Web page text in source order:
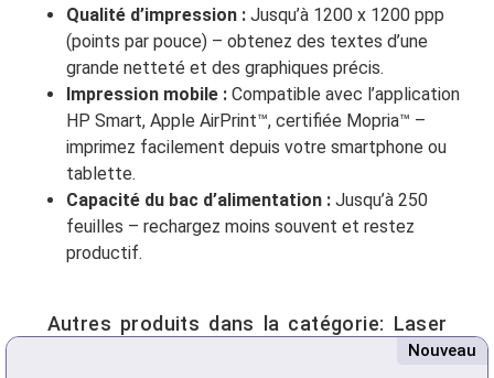
Qualité d’impression : Jusqu’à 1200 x 1200 ppp
(points par pouce) – obtenez des textes d’une
grande netteté et des graphiques précis.
Impression mobile : Compatible avec l’application
HP Smart, Apple AirPrint™, certifiée Mopria™ –
imprimez facilement depuis votre smartphone ou
tablette.
Capacité du bac d’alimentation : Jusqu’à 250
feuilles – rechargez moins souvent et restez
productif.
Autres produits dans la catégorie: Laser
Nouveau